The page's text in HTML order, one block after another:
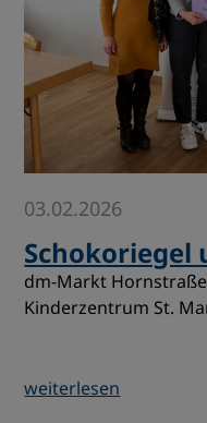
03.02.2026
Schokoriegel
dm-Markt
Kinderzentrum St.
weiterlesen